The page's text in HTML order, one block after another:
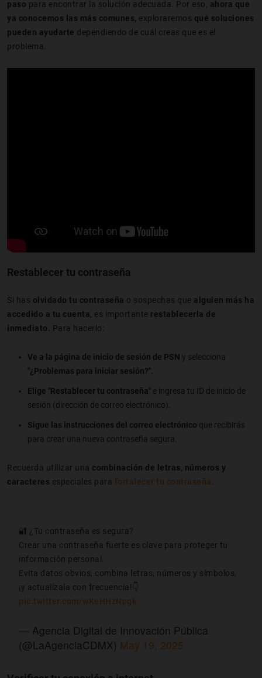
paso para encontrar la solución adecuada. Por eso, ahora que
ya conocemos las más comunes, exploraremos qué soluciones
pueden ayudarte dependiendo de cuál creas que es el
problema.
Restablecer tu contraseña
Si has olvidado tu contraseña o sospechas que alguien más ha
accedido a tu cuenta, es importante restablecerla de
inmediato. Para hacerlo:
Ve a la página de inicio de sesión de PSN y selecciona
"¿Problemas para iniciar sesión?".
Elige "Restablecer tu contraseña" e ingresa tu ID de inicio de
sesión (dirección de correo electrónico).
Sigue las instrucciones del correo electrónico que recibirás
para crear una nueva contraseña segura.
Recuerda utilizar una combinación de letras, números y
caracteres especiales para fortalecer tu contraseña.
🔐 ¿Tu contraseña es segura?
Crear una contraseña fuerte es clave para proteger tu
información personal.
Evita datos obvios, combina letras, números y símbolos,
¡y actualízala con frecuencia!👇
pic.twitter.com/wKeHHzNpgk
— Agencia Digital de Innovación Pública
(@LaAgenciaCDMX) May 19, 2025